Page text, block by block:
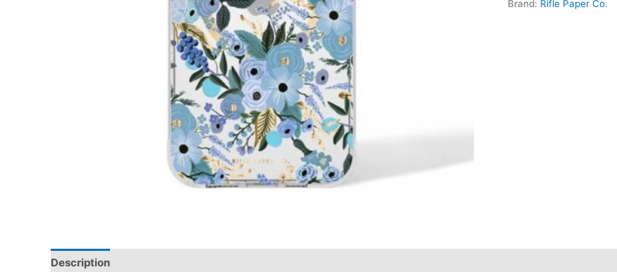
Brand: Rifle Paper Co.
Description